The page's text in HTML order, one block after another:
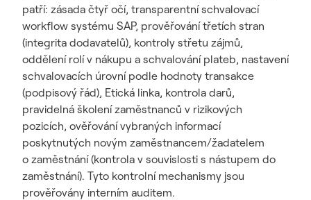
patří: zásada čtyř očí, transparentní schvalovací
workflow systému SAP, prověřování třetích stran
(integrita dodavatelů), kontroly střetu zájmů,
oddělení rolí v nákupu a schvalování plateb, nastavení
schvalovacích úrovní podle hodnoty transakce
(podpisový řád), Etická linka, kontrola darů,
pravidelná školení zaměstnanců v rizikových
pozicích, ověřování vybraných informací
poskytnutých novým zaměstnancem/žadatelem
o zaměstnání (kontrola v souvislosti s nástupem do
zaměstnání). Tyto kontrolní mechanismy jsou
prověřovány interním auditem.